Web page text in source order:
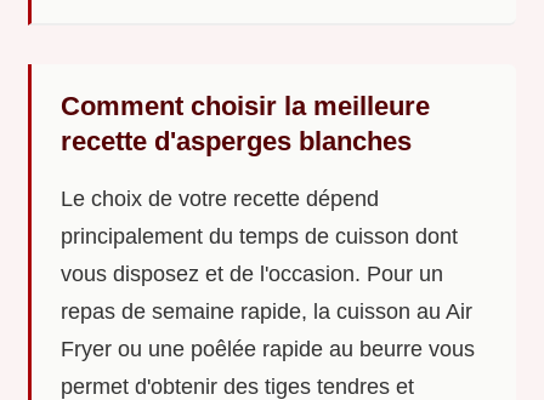
Comment choisir la meilleure
recette d'asperges blanches
Le choix de votre recette dépend
principalement du temps de cuisson dont
vous disposez et de l'occasion. Pour un
repas de semaine rapide, la cuisson au Air
Fryer ou une poêlée rapide au beurre vous
permet d'obtenir des tiges tendres et